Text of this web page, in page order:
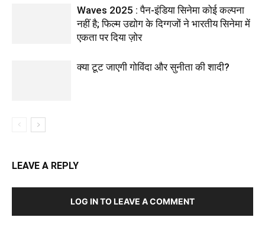
Waves 2025 : पैन-इंडिया सिनेमा कोई कल्पना
नहीं है; फिल्म उद्योग के दिग्गजों ने भारतीय सिनेमा में
एकता पर दिया ज़ोर
क्या टूट जाएगी गोविंदा और सुनीता की शादी?
LEAVE A REPLY
LOG IN TO LEAVE A COMMENT